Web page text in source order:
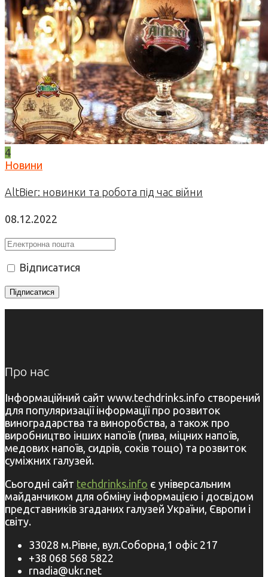
4
Новини
AltBier: новинки та робота під час війни
08.12.2022
Відписатися
Про нас
Інформаційний сайт www.techdrinks.info створений
для популяризації інформації про розвиток
виноградарства та виноробства, а також про
виробництво інших напоїв (пива, міцних напоїв,
медових напоїв, сидрів, соків тощо) та розвиток
суміжних галузей.
Сьогодні сайт techdrinks.info є універсальним
майданчиком для обміну інформацією і досвідом
представників згаданих галузей України, Європи і
світу.
33028 м.Рівне, вул.Соборна,1 офіс 217
+38 068 568 5822
rnadia@ukr.net